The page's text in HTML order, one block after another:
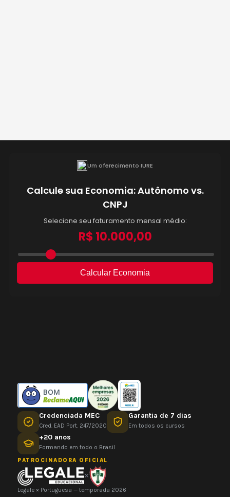
BOM
Credenciada MEC
Cred. EAD Port. 247/2020
Garantia de 7 dias
Em todos os cursos
+20 anos
Formando em todo o Brasil
PATROCINADORA OFICIAL
×
Legale × Portuguesa — temporada 2026